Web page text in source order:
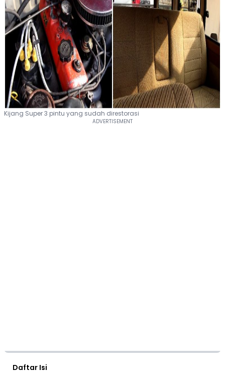
Kijang Super 3 pintu yang sudah direstorasi
Daftar Isi